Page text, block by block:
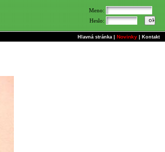
Meno:
Heslo:
Hlavná stránka Novinky Kontakt